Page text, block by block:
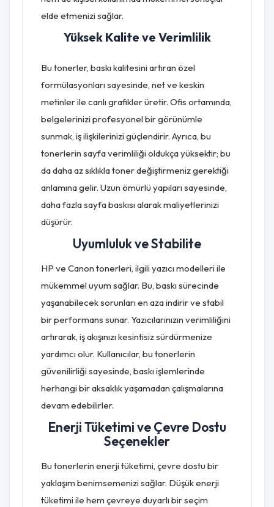
elde etmenizi sağlar.
Yüksek Kalite ve Verimlilik
Bu tonerler, baskı kalitesini artıran özel
formülasyonları sayesinde, net ve keskin
metinler ile canlı grafikler üretir. Ofis ortamında,
belgelerinizi profesyonel bir görünümle
sunmak, iş ilişkilerinizi güçlendirir. Ayrıca, bu
tonerlerin sayfa verimliliği oldukça yüksektir; bu
da daha az sıklıkla toner değiştirmeniz gerektiği
anlamına gelir. Uzun ömürlü yapıları sayesinde,
daha fazla sayfa baskısı alarak maliyetlerinizi
düşürür.
Uyumluluk ve Stabilite
HP ve Canon tonerleri, ilgili yazıcı modelleri ile
mükemmel uyum sağlar. Bu, baskı sürecinde
yaşanabilecek sorunları en aza indirir ve stabil
bir performans sunar. Yazıcılarınızın verimliliğini
artırarak, iş akışınızı kesintisiz sürdürmenize
yardımcı olur. Kullanıcılar, bu tonerlerin
güvenilirliği sayesinde, baskı işlemlerinde
herhangi bir aksaklık yaşamadan çalışmalarına
devam edebilirler.
Enerji Tüketimi ve Çevre Dostu
Seçenekler
Bu tonerlerin enerji tüketimi, çevre dostu bir
yaklaşım benimsemenizi sağlar. Düşük enerji
tüketimi ile hem çevreye duyarlı bir seçim